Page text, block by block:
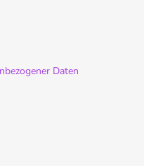
Daten